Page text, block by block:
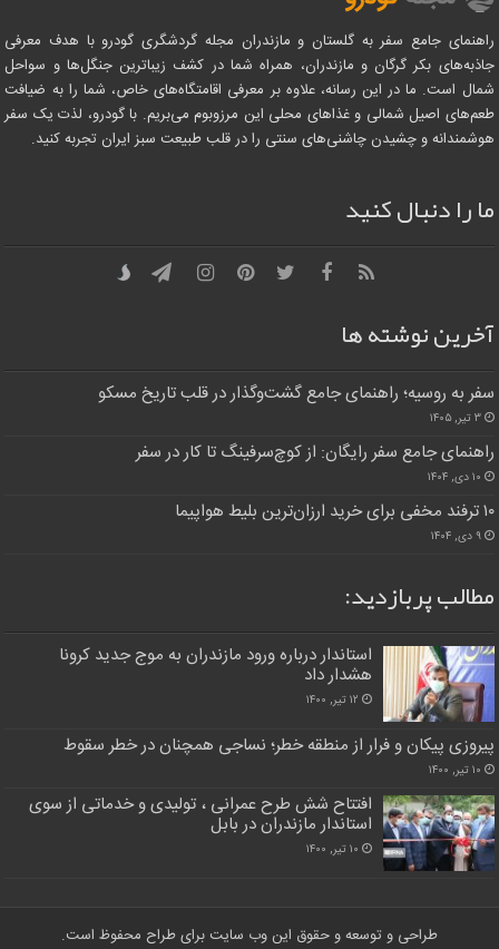
راهنمای جامع سفر به گلستان و مازندران مجله گردشگری گودرو با هدف معرفی
جاذبه‌های بکر گرگان و مازندران، همراه شما در کشف زیباترین جنگل‌ها و سواحل
شمال است. ما در این رسانه، علاوه بر معرفی اقامتگاه‌های خاص، شما را به ضیافت
طعم‌های اصیل شمالی و غذاهای محلی این مرزوبوم می‌بریم. با گودرو، لذت یک سفر
هوشمندانه و چشیدن چاشنی‌های سنتی را در قلب طبیعت سبز ایران تجربه کنید.
ما را دنبال کنید
آخرین نوشته ها
سفر به روسیه؛ راهنمای جامع گشت‌وگذار در قلب تاریخ مسکو
۳ تیر, ۱۴۰۵
راهنمای جامع سفر رایگان: از کوچ‌سرفینگ تا کار در سفر
۱۰ دی, ۱۴۰۴
۱۰ ترفند مخفی برای خرید ارزان‌ترین بلیط هواپیما
۹ دی, ۱۴۰۴
مطالب پربازدید:
استاندار درباره ورود مازندران به موج جدید کرونا
هشدار داد
۱۲ تیر, ۱۴۰۰
پیروزی پیکان و فرار از منطقه خطر؛ نساجی همچنان در خطر سقوط
۱۰ تیر, ۱۴۰۰
افتتاح شش طرح عمرانی ، تولیدی و خدماتی از سوی
استاندار مازندران در بابل
۱۰ تیر, ۱۴۰۰
طراحی و توسعه و حقوق این وب سایت برای طراح محفوظ است.